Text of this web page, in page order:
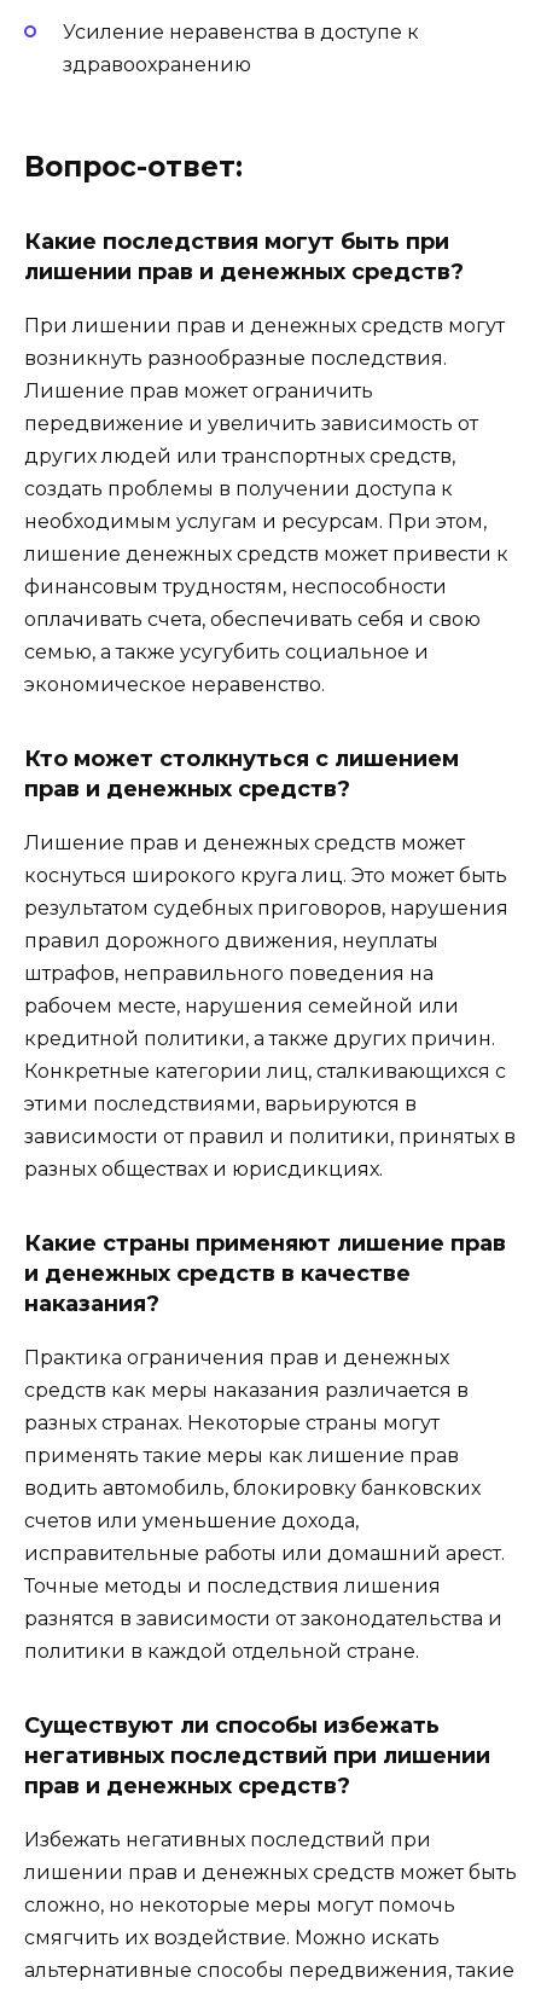
Усиление неравенства в доступе к
здравоохранению
Вопрос-ответ:
Какие последствия могут быть при
лишении прав и денежных средств?
При лишении прав и денежных средств могут
возникнуть разнообразные последствия.
Лишение прав может ограничить
передвижение и увеличить зависимость от
других людей или транспортных средств,
создать проблемы в получении доступа к
необходимым услугам и ресурсам. При этом,
лишение денежных средств может привести к
финансовым трудностям, неспособности
оплачивать счета, обеспечивать себя и свою
семью, а также усугубить социальное и
экономическое неравенство.
Кто может столкнуться с лишением
прав и денежных средств?
Лишение прав и денежных средств может
коснуться широкого круга лиц. Это может быть
результатом судебных приговоров, нарушения
правил дорожного движения, неуплаты
штрафов, неправильного поведения на
рабочем месте, нарушения семейной или
кредитной политики, а также других причин.
Конкретные категории лиц, сталкивающихся с
этими последствиями, варьируются в
зависимости от правил и политики, принятых в
разных обществах и юрисдикциях.
Какие страны применяют лишение прав
и денежных средств в качестве
наказания?
Практика ограничения прав и денежных
средств как меры наказания различается в
разных странах. Некоторые страны могут
применять такие меры как лишение прав
водить автомобиль, блокировку банковских
счетов или уменьшение дохода,
исправительные работы или домашний арест.
Точные методы и последствия лишения
разнятся в зависимости от законодательства и
политики в каждой отдельной стране.
Существуют ли способы избежать
негативных последствий при лишении
прав и денежных средств?
Избежать негативных последствий при
лишении прав и денежных средств может быть
сложно, но некоторые меры могут помочь
смягчить их воздействие. Можно искать
альтернативные способы передвижения, такие